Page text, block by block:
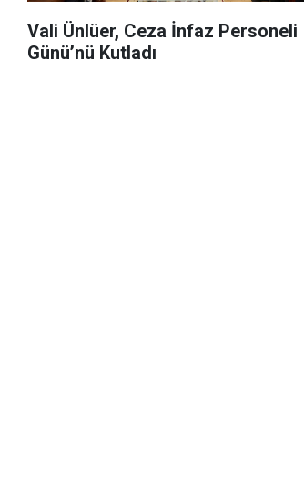
Vali Ünlüer, Ceza İnfaz Personeli
Günü’nü Kutladı